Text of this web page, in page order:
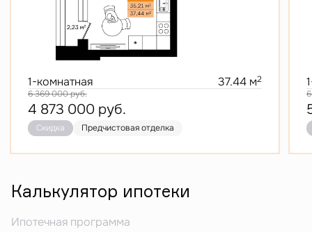
1-комнатная 37.44 м2
6 369 000руб.
4 873 000 руб.
Скидка Предчистовая отделка
Калькулятор ипотеки
Ипотечная программа